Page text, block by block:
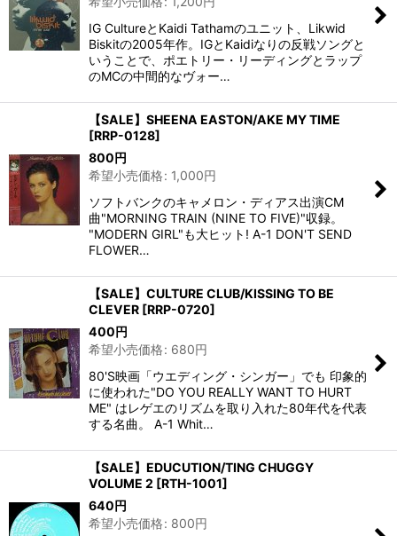
IG CultureとKaidi Tathamのユニット、Likwid
Biskitの2005年作。IGとKaidiなりの反戦ソングと
いうことで、ポエトリー・リーディングとラップ
のMCの中間的なヴォー…
【SALE】SHEENA EASTON/AKE MY TIME
[RRP-0128]
800円
希望小売価格: 1,000円
ソフトバンクのキャメロン・ディアス出演CM
曲"MORNING TRAIN (NINE TO FIVE)"収録。
"MODERN GIRL"も大ヒット! A-1 DON'T SEND
FLOWER…
【SALE】CULTURE CLUB/KISSING TO BE
CLEVER [RRP-0720]
400円
希望小売価格: 680円
80'S映画「ウエディング・シンガー」でも 印象的
に使われた"DO YOU REALLY WANT TO HURT
ME" はレゲエのリズムを取り入れた80年代を代表
する名曲。 A-1 Whit…
【SALE】EDUCUTION/TING CHUGGY
VOLUME 2 [RTH-1001]
640円
希望小売価格: 800円